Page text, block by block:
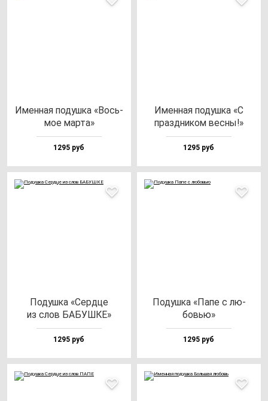
Имен­ная по­душ­ка «Вось­
мое мар­та»
1295 руб
Имен­ная по­душ­ка «С
праз­дни­ком вес­ны!»
1295 руб
Подуш­ка «Сер­дце
из слов БАБУШКЕ»
1295 руб
Подуш­ка «Папе с лю­
бовью»
1295 руб